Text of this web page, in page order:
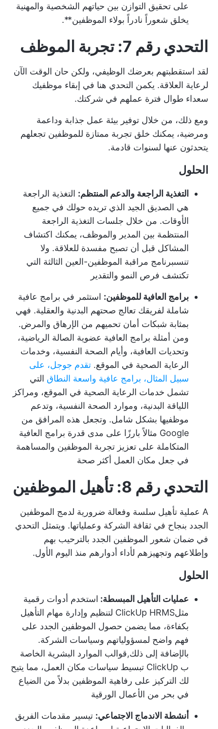
على تحقيق التوازن بين حياتهم الشخصية والمهنية
يخلق شعوراً نادراً بولاء الموظفين**.
التحدي رقم 7: تجربة الموظف
لقد استقطبتهم بعرضك الوظيفي، ولكن حان الوقت الآن
لرعاية العلاقة. يكمن التحدي هنا في إبقاء موظفيك
سعداء طوال فترة عملهم في شركتك.
ومع ذلك، من خلال توفير بيئة عمل جذابة وداعمة
ومرضية، يمكنك خلق تجربة ممتازة للموظفين تجعلهم
يتحدثون عنها لسنوات قادمة.
الحلول
التغذية الراجعة والدعم المنتظم: التغذية الراجعة
هي الصديق الجيد الذي تريده حولك في جميع
الأوقات. من خلال جلسات التغذية الراجعة
المنتظمة بين المدير والموظف، يمكنك اكتشاف
المشاكل قبل أن تصبح مفسدة للعلاقة. ولا
تنسىبرنامج مراقبة الموظفين-العين الثالثة التي
تكتشف فرص النمو والتقدير
برامج العافية للموظفين: استثمر في برامج عافية
شاملة لفريقك تعالج صحتهم البدنية والعقلية. فهي
بمثابة شبكات أمان تحميهم من الإرهاق والمرض.
ومن أمثلة برامج العافية عضوية الصالة الرياضية،
وتحديات العافية، وأيام الصحة النفسية، وخدمات
الرعاية الصحية في الموقع. تقدم جوجل، على
سبيل المثال، برامج عافية واسعة النطاق التي
تشمل خدمات الرعاية الصحية في الموقع، ومراكز
اللياقة البدنية، وموارد الصحة النفسية، وتدعم
موظفيها بشكل شامل. وتجعل هذه المرافق من
Google مثالاً بارزًا على مدى قدرة برامج العافية
المتكاملة على تعزيز تجربة الموظفين والمساهمة
في جعل مكان العمل أكثر صحة
التحدي رقم 8: تأهيل الموظفين
A عملية تأهيل سلسة وفعالة ضرورية لدمج الموظفين
الجدد بنجاح في ثقافة الشركة وعملياتها. ويتمثل التحدي
في ضمان شعور الموظفين الجدد بالترحيب بهم
وإطلاعهم وتجهيزهم لأداء أدوارهم منذ اليوم الأول.
الحلول
عمليات التأهيل المبسطة: استخدم أدوات رقمية
مثلClickUp HRMS لتنظيم وإدارة مهام التأهيل
بكفاءة، مما يضمن حصول الموظفين الجدد على
فهم واضح لمسؤولياتهم وسياسات الشركة.
بالإضافة إلى ذلك,قوالب الموارد البشرية الخاصة
ب ClickUp
تبسيط سياسات مكان العمل، مما يتيح
لك التركيز على رفاهية الموظفين بدلاً من الضياع
في بحر من الأعمال الورقية
أنشطة الاندماج الاجتماعي: تيسير مقدمات الفريق